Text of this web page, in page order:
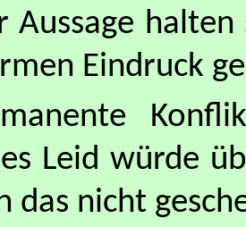
Aussage
Eindruck
Leid würde
das nicht